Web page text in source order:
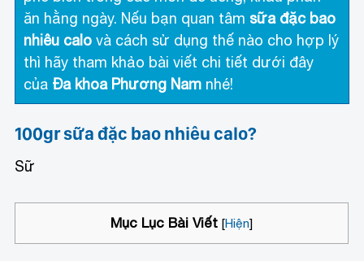
ăn hằng ngày. Nếu bạn quan tâm sữa đặc bao
nhiêu calo và cách sử dụng thế nào cho hợp lý
thì hãy tham khảo bài viết chi tiết dưới đây
của Đa khoa Phương Nam nhé!
100gr sữa đặc bao nhiêu calo?
Sữ
Mục Lục Bài Viết [Hiện]